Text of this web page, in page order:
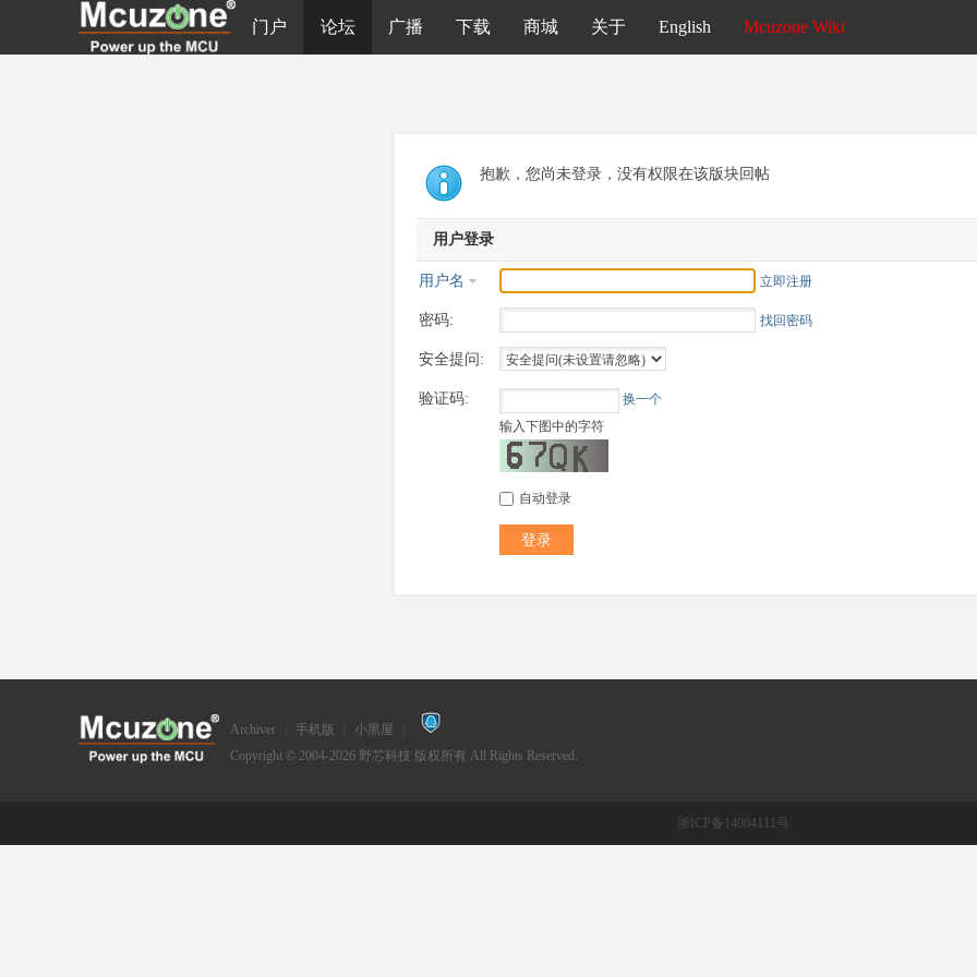
门户 论坛 广播 下载 商城 关于 English Mcuzone Wiki
抱歉，您尚未登录，没有权限在该版块回帖
用户登录
用户名 立即注册
密码: 找回密码
安全提问:
验证码:
换一个
输入下图中的字符
自动登录
登录
Archiver 手机版 小黑屋
Copyright © 2004-2026 野芯科技 版权所有 All Rights Reserved.
浙ICP备14004111号